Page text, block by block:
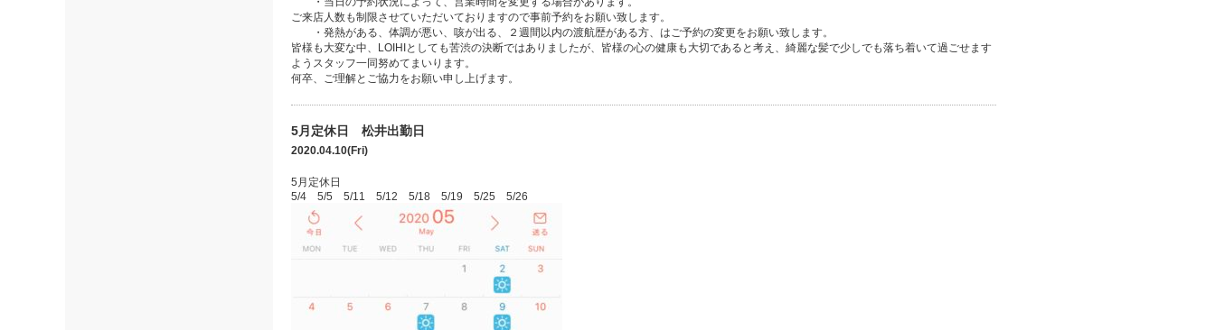
ご来店人数も制限させていただいておりますので事前予約をお願い致します。
・発熱がある、体調が悪い、咳が出る、２週間以内の渡航歴がある方、はご予約の変更をお願い致します。
皆様も大変な中、LOIHIとしても苦渋の決断ではありましたが、皆様の心の健康も大切であると考え、綺麗な髪で少しでも落ち着いて過ごせます
ようスタッフ一同努めてまいります。
何卒、ご理解とご協力をお願い申し上げます。
5月定休日 松井出勤日
2020.04.10(Fri)
5月定休日
5/4 5/5 5/11 5/12 5/18 5/19 5/25 5/26